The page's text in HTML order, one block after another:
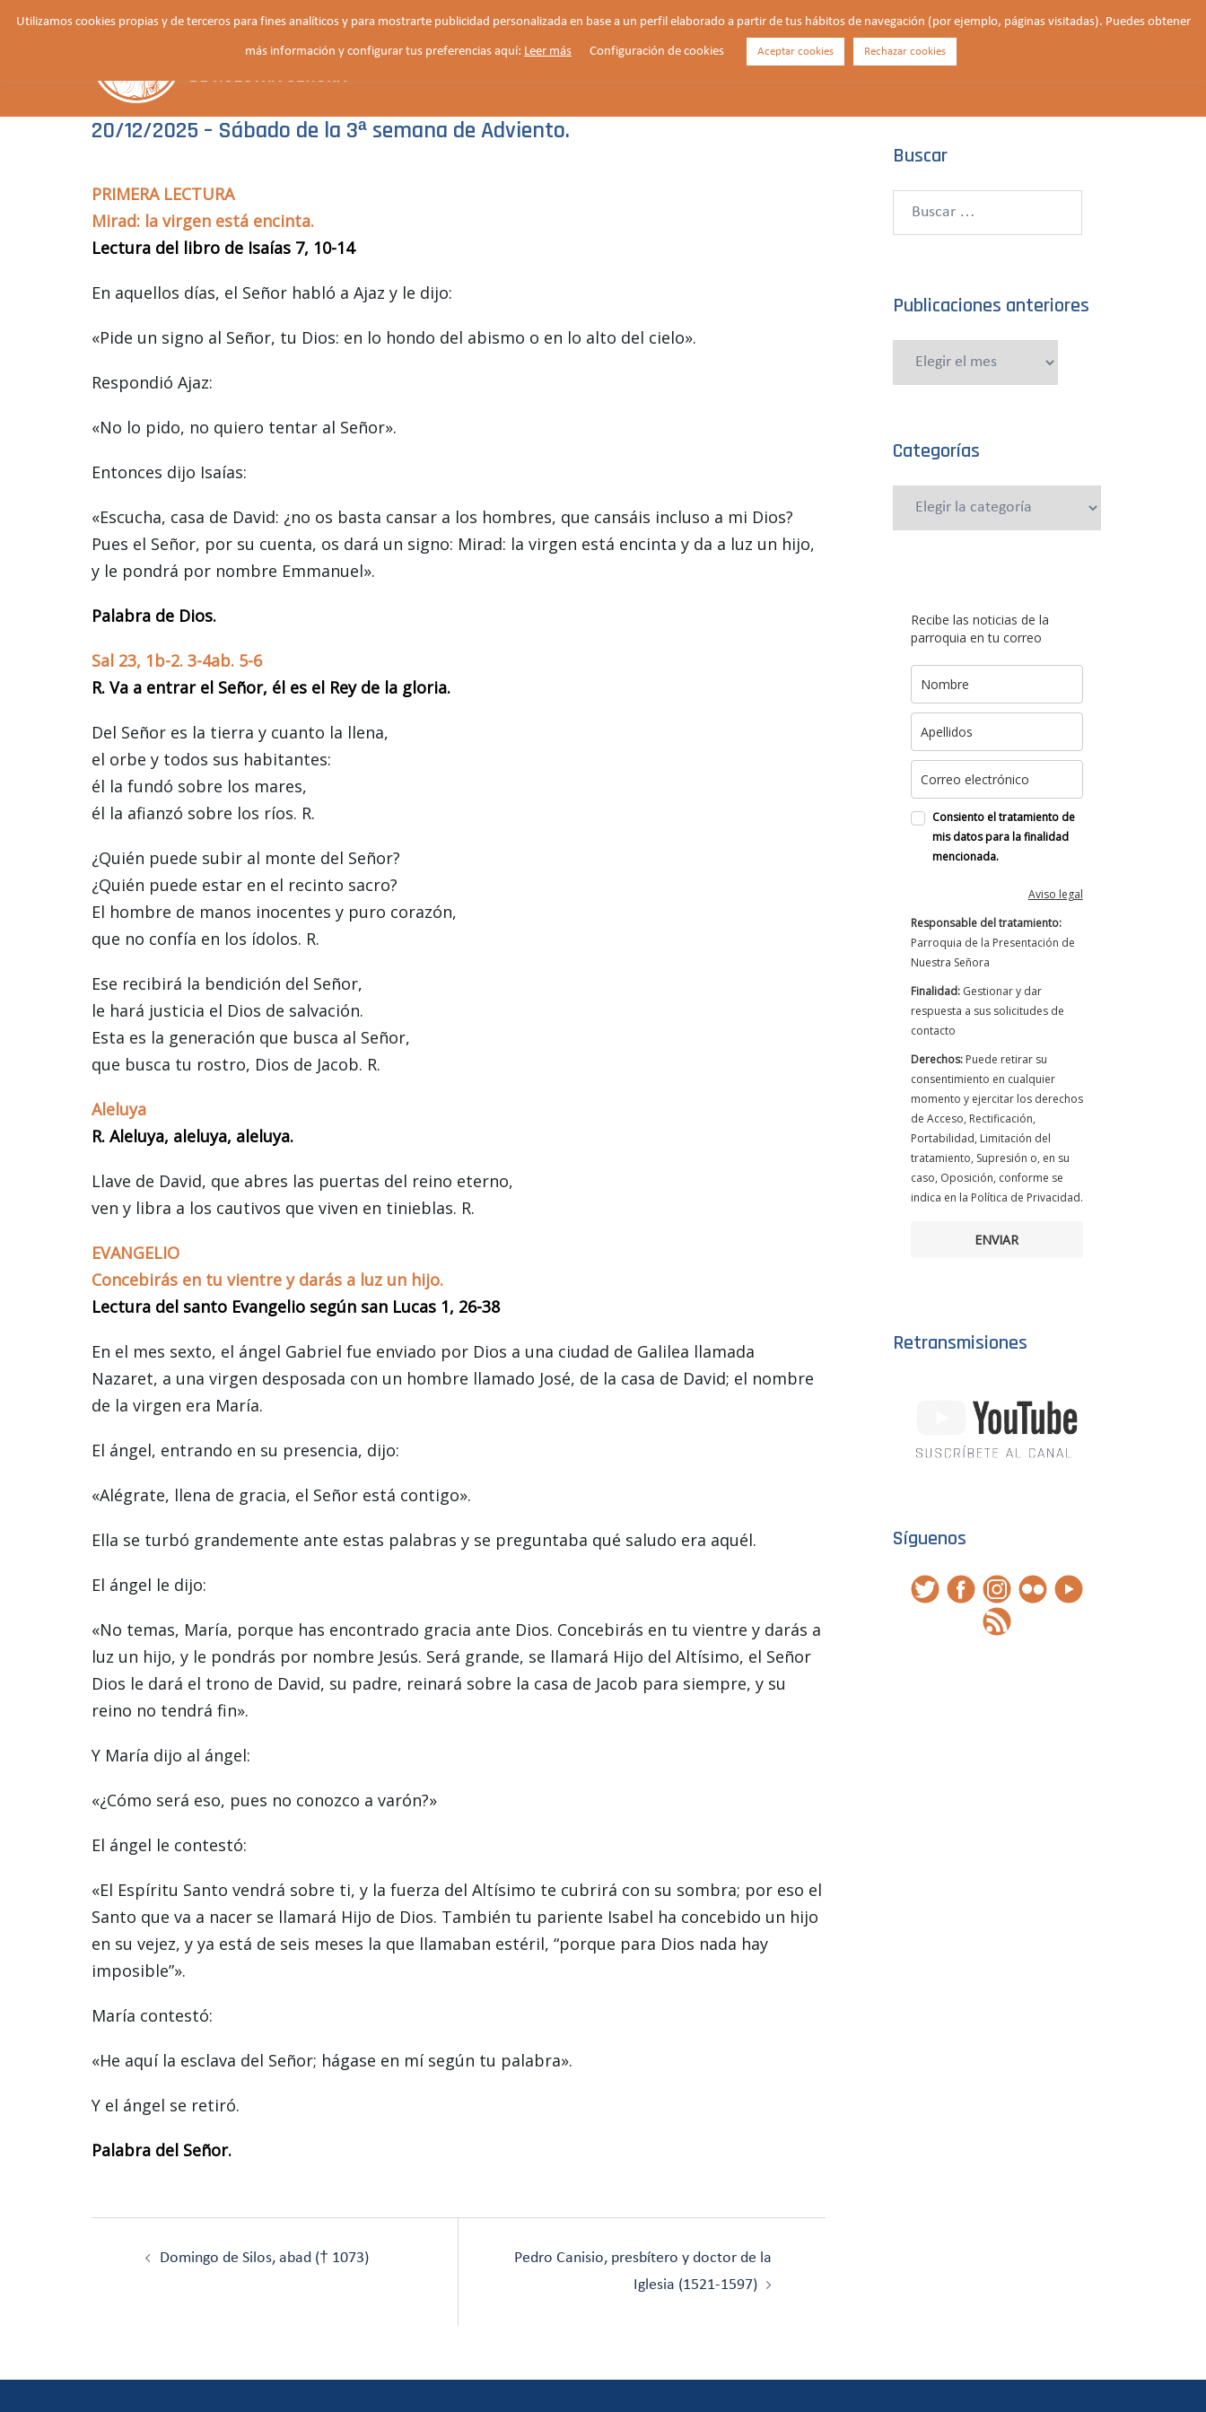
Saltar
HORARIOS VIDA PARROQUIAL NOTICIAS ¿QUIÉNES SOMOS?
20/12/2025 – Sábado de la 3ª semana de Adviento.
PRIMERA LECTURA
Mirad: la virgen está encinta.
Lectura del libro de Isaías 7, 10-14
En aquellos días, el Señor habló a Ajaz y le dijo:
«Pide un signo al Señor, tu Dios: en lo hondo del abismo o en lo alto del cielo».
Respondió Ajaz:
«No lo pido, no quiero tentar al Señor».
Entonces dijo Isaías:
«Escucha, casa de David: ¿no os basta cansar a los hombres, que cansáis incluso a mi Dios?
Pues el Señor, por su cuenta, os dará un signo: Mirad: la virgen está encinta y da a luz un hijo,
y le pondrá por nombre Emmanuel».
Palabra de Dios.
Sal 23, 1b-2. 3-4ab. 5-6
R. Va a entrar el Señor, él es el Rey de la gloria.
Del Señor es la tierra y cuanto la llena,
el orbe y todos sus habitantes:
él la fundó sobre los mares,
él la afianzó sobre los ríos. R.
¿Quién puede subir al monte del Señor?
¿Quién puede estar en el recinto sacro?
El hombre de manos inocentes y puro corazón,
que no confía en los ídolos. R.
Ese recibirá la bendición del Señor,
le hará justicia el Dios de salvación.
Esta es la generación que busca al Señor,
que busca tu rostro, Dios de Jacob. R.
Aleluya
R. Aleluya, aleluya, aleluya.
Llave de David, que abres las puertas del reino eterno,
ven y libra a los cautivos que viven en tinieblas. R.
EVANGELIO
Concebirás en tu vientre y darás a luz un hijo.
Lectura del santo Evangelio según san Lucas 1, 26-38
En el mes sexto, el ángel Gabriel fue enviado por Dios a una ciudad de Galilea llamada
Nazaret, a una virgen desposada con un hombre llamado José, de la casa de David; el nombre
de la virgen era María.
El ángel, entrando en su presencia, dijo:
«Alégrate, llena de gracia, el Señor está contigo».
Ella se turbó grandemente ante estas palabras y se preguntaba qué saludo era aquél.
El ángel le dijo:
«No temas, María, porque has encontrado gracia ante Dios. Concebirás en tu vientre y darás a
luz un hijo, y le pondrás por nombre Jesús. Será grande, se llamará Hijo del Altísimo, el Señor
Dios le dará el trono de David, su padre, reinará sobre la casa de Jacob para siempre, y su
reino no tendrá fin».
Y María dijo al ángel:
«¿Cómo será eso, pues no conozco a varón?»
El ángel le contestó:
«El Espíritu Santo vendrá sobre ti, y la fuerza del Altísimo te cubrirá con su sombra; por eso el
Santo que va a nacer se llamará Hijo de Dios. También tu pariente Isabel ha concebido un hijo
en su vejez, y ya está de seis meses la que llamaban estéril, “porque para Dios nada hay
imposible”».
María contestó:
«He aquí la esclava del Señor; hágase en mí según tu palabra».
Y el ángel se retiró.
Palabra del Señor.
Domingo de Silos, abad († 1073)
Pedro Canisio, presbítero y doctor de la
Iglesia (1521-1597)
Buscar
Buscar:
Publicaciones anteriores
Publicaciones
Categorías
Categorías
Recibe las noticias de la
parroquia en tu correo
Consiento el tratamiento de
mis datos para la finalidad
mencionada.
Aviso legal
Responsable del tratamiento:
Parroquia de la Presentación de
Nuestra Señora
Finalidad:Gestionar y dar
respuesta a sus solicitudes de
contacto
Derechos:Puede retirar su
consentimiento en cualquier
momento y ejercitar los derechos
de Acceso, Rectificación,
Portabilidad, Limitación del
tratamiento, Supresión o, en su
caso, Oposición, conforme se
indica en la Política de Privacidad.
ENVIAR
Retransmisiones
Síguenos
Utilizamos cookies propias y de terceros para fines analíticos y para mostrarte publicidad personalizada en base a un perfil elaborado a partir de tus hábitos de navegación (por ejemplo, páginas visitadas). Puedes obtener
más información y configurar tus preferencias aquí: Leer más Configuración de cookies Aceptar cookies Rechazar cookies